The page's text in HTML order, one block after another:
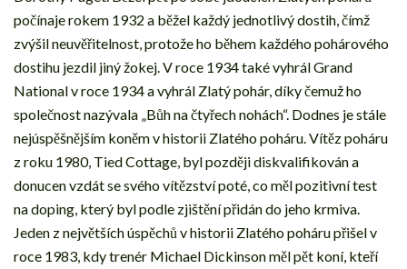
počínaje rokem 1932 a běžel každý jednotlivý dostih, čímž
zvýšil neuvěřitelnost, protože ho během každého pohárového
dostihu jezdil jiný žokej. V roce 1934 také vyhrál Grand
National v roce 1934 a vyhrál Zlatý pohár, díky čemuž ho
společnost nazývala „Bůh na čtyřech nohách“. Dodnes je stále
nejúspěšnějším koněm v historii Zlatého poháru. Vítěz poháru
z roku 1980, Tied Cottage, byl později diskvalifikován a
donucen vzdát se svého vítězství poté, co měl pozitivní test
na doping, který byl podle zjištění přidán do jeho krmiva.
Jeden z největších úspěchů v historii Zlatého poháru přišel v
roce 1983, kdy trenér Michael Dickinson měl pět koní, kteří